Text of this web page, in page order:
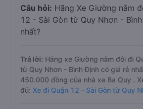
Câu hỏi: Hãng Xe Giường nằm
12 - Sài Gòn từ Quy Nhơn -
nhất?
Trả lời: Hãng xe Giường nằm đôi đi
từ Quy Nhơn - Bình Định có giá rẻ
450.000 đồng của nhà xe Ba Quy .
đủ: Xe đi Quận 12 - Sài Gòn từ Quy